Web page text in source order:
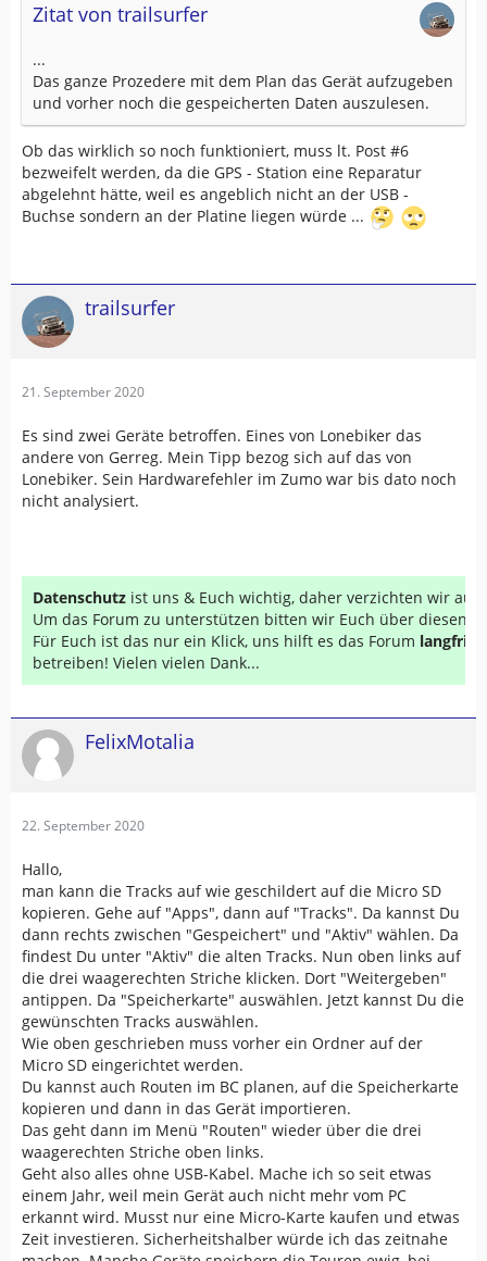
Zitat von trailsurfer
...
Das ganze Prozedere mit dem Plan das Gerät aufzugeben
und vorher noch die gespeicherten Daten auszulesen.
Ob das wirklich so noch funktioniert, muss lt. Post #6
bezweifelt werden, da die GPS - Station eine Reparatur
abgelehnt hätte, weil es angeblich nicht an der USB -
Buchse sondern an der Platine liegen würde ...
trailsurfer
21. September 2020
Es sind zwei Geräte betroffen. Eines von Lonebiker das
andere von Gerreg. Mein Tipp bezog sich auf das von
Lonebiker. Sein Hardwarefehler im Zumo war bis dato noch
nicht analysiert.
Datenschutz ist uns & Euch wichtig, daher verzichten wir auf
Um das Forum zu unterstützen bitten wir Euch über diesen
Für Euch ist das nur ein Klick, uns hilft es das Forum
betreiben! Vielen vielen Dank...
FelixMotalia
22. September 2020
Hallo,
man kann die Tracks auf wie geschildert auf die Micro SD
kopieren. Gehe auf "Apps", dann auf "Tracks". Da kannst Du
dann rechts zwischen "Gespeichert" und "Aktiv" wählen. Da
findest Du unter "Aktiv" die alten Tracks. Nun oben links auf
die drei waagerechten Striche klicken. Dort "Weitergeben"
antippen. Da "Speicherkarte" auswählen. Jetzt kannst Du die
gewünschten Tracks auswählen.
Wie oben geschrieben muss vorher ein Ordner auf der
Micro SD eingerichtet werden.
Du kannst auch Routen im BC planen, auf die Speicherkarte
kopieren und dann in das Gerät importieren.
Das geht dann im Menü "Routen" wieder über die drei
waagerechten Striche oben links.
Geht also alles ohne USB-Kabel. Mache ich so seit etwas
einem Jahr, weil mein Gerät auch nicht mehr vom PC
erkannt wird. Musst nur eine Micro-Karte kaufen und etwas
Zeit investieren. Sicherheitshalber würde ich das zeitnahe